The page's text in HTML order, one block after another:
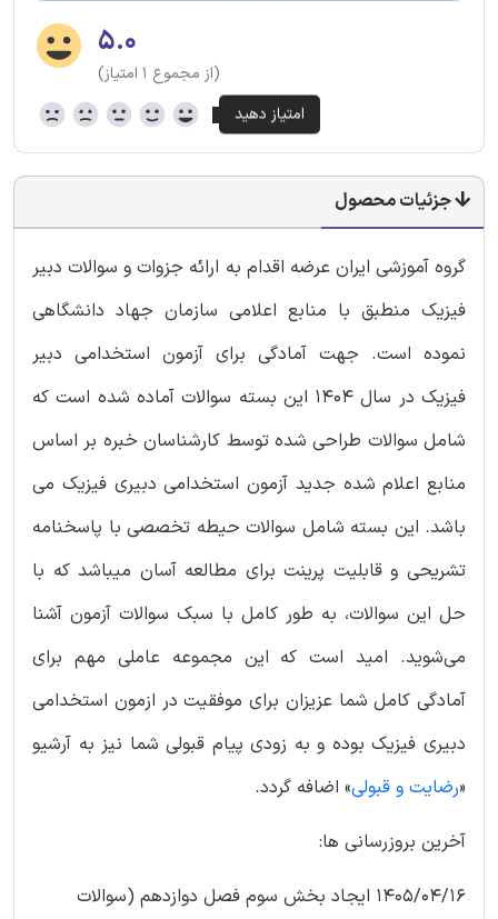
۵.۰
(از مجموع ۱ امتیاز)
جزئیات محصول
گروه آموزشی ایران عرضه اقدام به ارائه جزوات و سوالات دبیر
فیزیک منطبق با منابع اعلامی سازمان جهاد دانشگاهی
نموده است. جهت آمادگی برای آزمون استخدامی دبیر
فیزیک در سال 1404 این بسته سوالات آماده شده است که
شامل سوالات طراحی شده توسط کارشناسان خبره بر اساس
منابع اعلام شده جدید آزمون استخدامی دبیری فیزیک می
باشد. این بسته شامل سوالات حیطه تخصصی با پاسخنامه
تشریحی و قابلیت پرینت برای مطالعه آسان میباشد که با
حل این سوالات، به طور کامل با سبک سوالات آزمون آشنا
می‌شوید. امید است که این مجموعه عاملی مهم برای
آمادگی کامل شما عزیزان برای موفقیت در ازمون استخدامی
دبیری فیزیک بوده و به زودی پیام قبولی شما نیز به آرشیو
«رضایت و قبولی» اضافه گردد.
آخرین بروزرسانی ها:
1405/04/16 ایجاد بخش سوم فصل دوازدهم (سوالات